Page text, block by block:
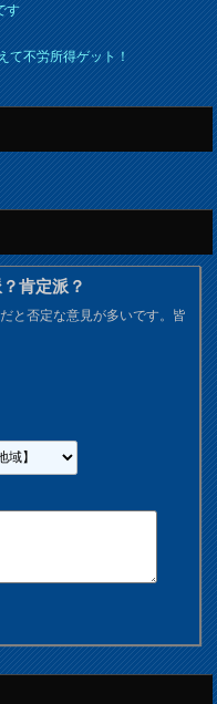
す
て不労所得ゲット！
肯定派？
と否定な意見が多いです。皆